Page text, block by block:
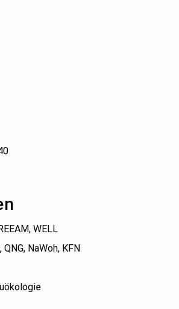
WELL
QNG, NaWoh, KFN